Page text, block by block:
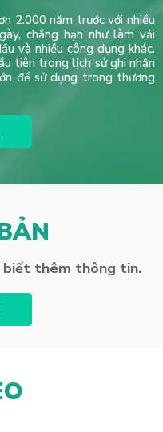
2.000 năm trước với nhiều
chẳng hạn như làm vải
và nhiều công dụng khác.
tiên trong lịch sử ghi nhận
để sử dụng trong thương
biết thêm thông tin.